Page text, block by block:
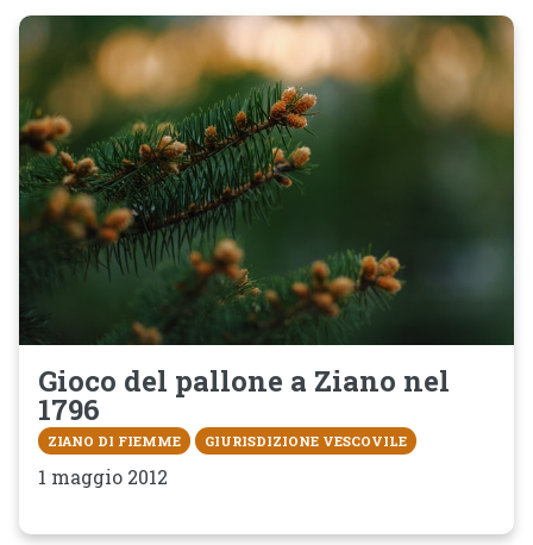
Gioco del pallone a Ziano nel
1796
ZIANO DI FIEMME GIURISDIZIONE VESCOVILE
1 maggio 2012